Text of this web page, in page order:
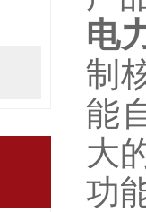
电
制
能
大
功